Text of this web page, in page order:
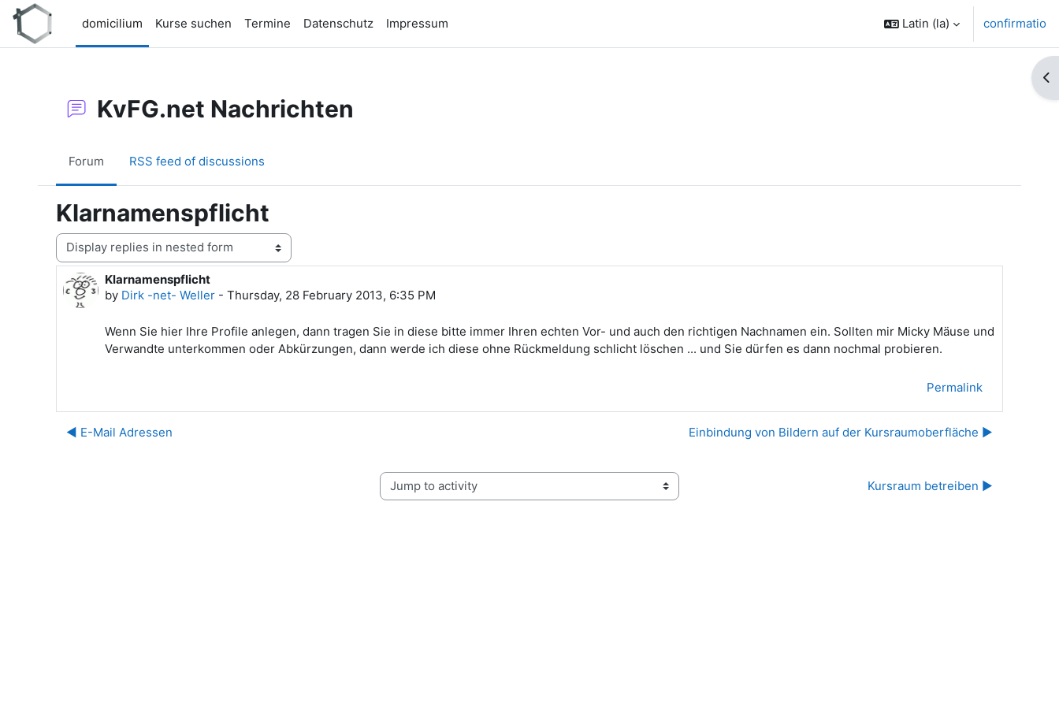
Skip to main content
domicilium
Kurse suchen Termine Datenschutz Impressum Latin ‎(la)‎ confirmatio
KvFG.net Nachrichten
Forum RSS feed of discussions
Klarnamenspflicht
Display mode
Klarnamenspflicht
by Dirk -net- Weller - Thursday, 28 February 2013, 6:35 PM
Number of replies: 0
Wenn Sie hier Ihre Profile anlegen, dann tragen Sie in diese bitte immer Ihren echten Vor- und auch den richtigen Nachnamen ein. Sollten mir Micky Mäuse und
Verwandte unterkommen oder Abkürzungen, dann werde ich diese ohne Rückmeldung schlicht löschen ... und Sie dürfen es dann nochmal probieren.
Permalink
◀︎ E-Mail Adressen Einbindung von Bildern auf der Kursraumoberfläche ▶︎
Jump to activity Kursraum betreiben ▶︎